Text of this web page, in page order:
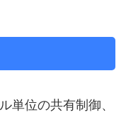
単位の共有制御、